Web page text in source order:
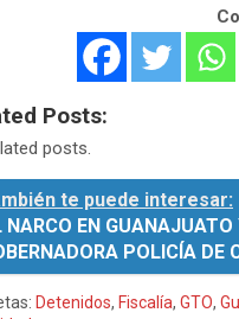
Posts:
posts.
te puede interesar:
NARCO EN GUANAJUATO
POLICÍA DE
Detenidos, Fiscalía, GTO,